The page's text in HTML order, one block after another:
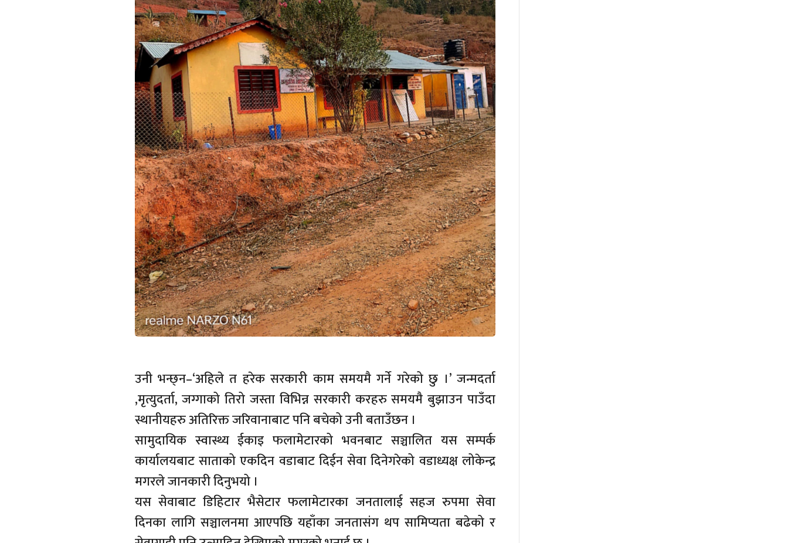
उनी भन्छ्न–‘अहिले त हरेक सरकारी काम समयमै गर्ने गरेको छु ।’ जन्मदर्ता
,मृत्युदर्ता, जग्गाको तिरो जस्ता विभिन्न सरकारी करहरु समयमै बुझाउन पाउँदा
स्थानीयहरु अतिरिक्त जरिवानाबाट पनि बचेको उनी बताउँछन ।
सामुदायिक स्वास्थ्य ईकाइ फलामेटारको भवनबाट सञ्चालित यस सम्पर्क
कार्यालयबाट साताको एकदिन वडाबाट दिईन सेवा दिनेगरेको वडाध्यक्ष लोकेन्द्र
मगरले जानकारी दिनुभयो ।
यस सेवाबाट डिहिटार भैसेटार फलामेटारका जनतालाई सहज रुपमा सेवा
दिनका लागि सञ्चालनमा आएपछि यहाँका जनतासंग थप सामिप्यता बढेको र